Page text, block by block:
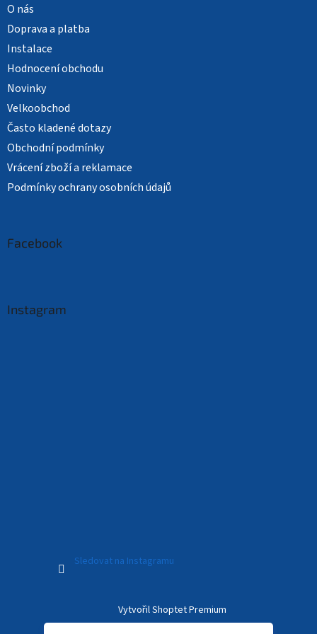
O nás
Doprava a platba
Instalace
Hodnocení obchodu
Novinky
Velkoobchod
Často kladené dotazy
Obchodní podmínky
Vrácení zboží a reklamace
Podmínky ochrany osobních údajů
Facebook
Instagram
Sledovat na Instagramu
Vytvořil Shoptet Premium